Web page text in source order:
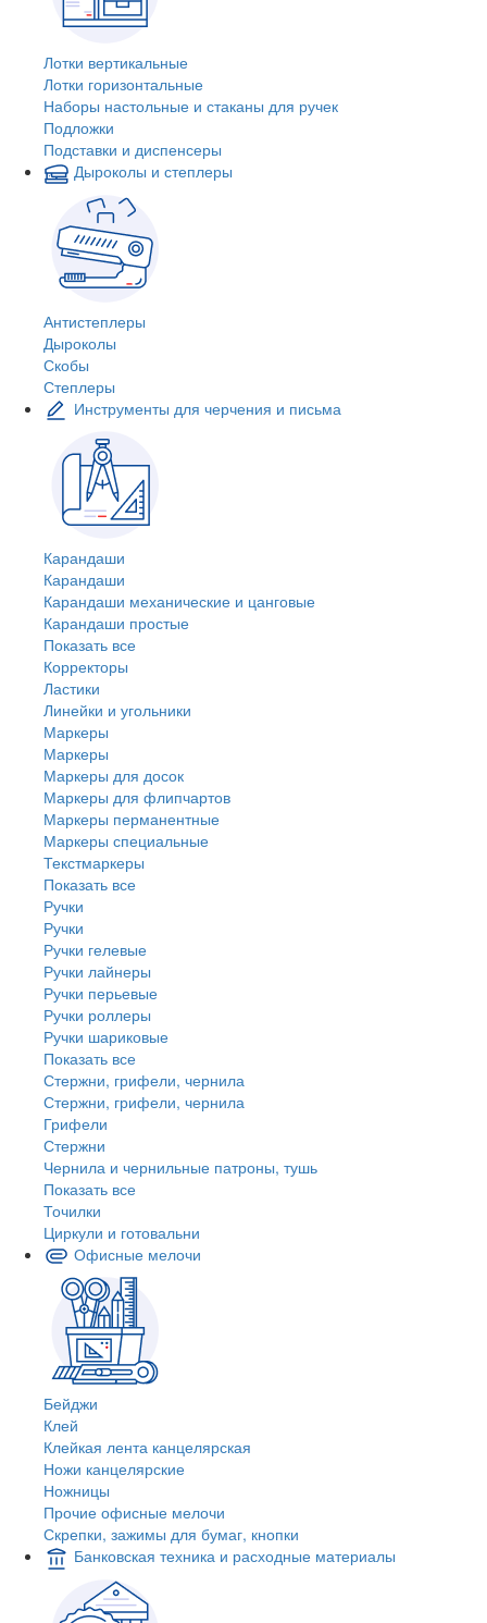
Лотки вертикальные
Лотки горизонтальные
Наборы настольные и стаканы для ручек
Подложки
Подставки и диспенсеры
Дыроколы и степлеры
Антистеплеры
Дыроколы
Скобы
Степлеры
Инструменты для черчения и письма
Карандаши
Карандаши
Карандаши механические и цанговые
Карандаши простые
Показать все
Корректоры
Ластики
Линейки и угольники
Маркеры
Маркеры
Маркеры для досок
Маркеры для флипчартов
Маркеры перманентные
Маркеры специальные
Текстмаркеры
Показать все
Ручки
Ручки
Ручки гелевые
Ручки лайнеры
Ручки перьевые
Ручки роллеры
Ручки шариковые
Показать все
Стержни, грифели, чернила
Стержни, грифели, чернила
Грифели
Стержни
Чернила и чернильные патроны, тушь
Показать все
Точилки
Циркули и готовальни
Офисные мелочи
Бейджи
Клей
Клейкая лента канцелярская
Ножи канцелярские
Ножницы
Прочие офисные мелочи
Скрепки, зажимы для бумаг, кнопки
Банковская техника и расходные материалы